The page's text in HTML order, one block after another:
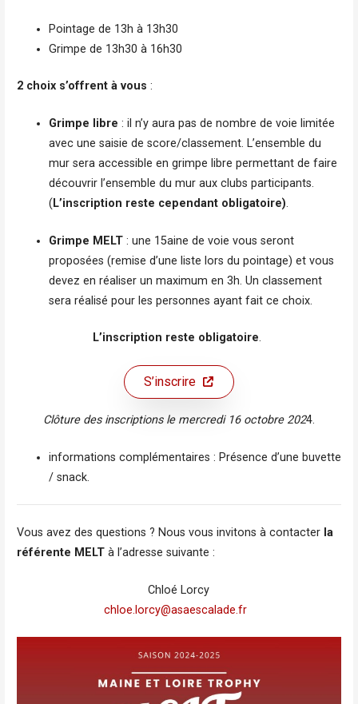
Pointage de 13h à 13h30
Grimpe de 13h30 à 16h30
2 choix s’offrent à vous :
Grimpe libre : il n’y aura pas de nombre de voie limitée
avec une saisie de score/classement. L’ensemble du
mur sera accessible en grimpe libre permettant de faire
découvrir l’ensemble du mur aux clubs participants.
(L’inscription reste cependant obligatoire).
Grimpe MELT: une 15aine de voie vous seront
proposées (remise d’une liste lors du pointage) et vous
devez en réaliser un maximum en 3h. Un classement
sera réalisé pour les personnes ayant fait ce choix.
L’inscription reste obligatoire.
S’inscrire
Clôture des inscriptions le mercredi 16 octobre 2024.
informations complémentaires : Présence d’une buvette
/ snack.
Vous avez des questions ? Nous vous invitons à contacter la
référente MELT à l’adresse suivante :
Chloé Lorcy
chloe.lorcy@asaescalade.fr